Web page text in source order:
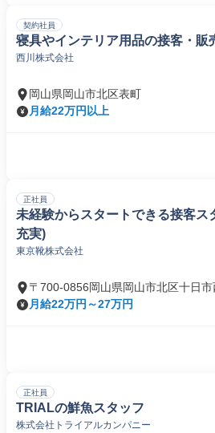
契約社員
寝具やインテリア用品の接客・販
西川株式会社
岡山県岡山市北区表町
月給22万円以上
正社員
未経験からスタートできる接客ス
充実)
東京靴株式会社
〒700-0856岡山県岡山市北区十日市
月給22万円～27万円
正社員
TRIALの鮮魚スタッフ
株式会社トライアルカンパニー